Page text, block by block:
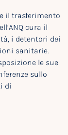
il trasferimento
cura il
i detentori dei
sanitarie.
le sue
sullo
di